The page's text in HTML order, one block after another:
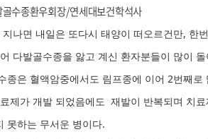
수종환우회장/연세대보건학석사
지나면 내일은 또다시 태양이 떠오르건만, 한
다발골수종을 앓고 계신 환자분들이 많이
종은 혈액암중에서도 림프종에 이어 2번째로
제가 개발 되었음에도 재발이 반복되며 치
못하는 무서운 병이다.